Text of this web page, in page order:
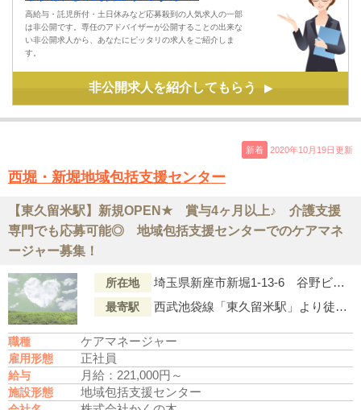
高給与・託児所付・土日休みなど応募殺到の人気求人の一部
は非公開です。専任のアドバイザーが公開することの出来な
い非公開求人から、あなたにピッタリの求人をご紹介しま
す。
非公開求人を紹介してもらう ▶
新着 2020年10月19日更新
西堀・新堀地域包括支援センター
【東久留米駅】新規OPEN★ 賞与4ヶ月以上♪ 介護支援
専門でも応募可能◎ 地域包括支援センターでのケアマネ
ージャー募集！
所在地 埼玉県新座市新堀1-13-6 谷野ビル1Ｆ
最寄駅 西武池袋線「東久留米駅」より徒歩18分
職種 ケアマネージャー
雇用形態 正社員
給与 月給：221,000円～
施設形態 地域包括支援センター